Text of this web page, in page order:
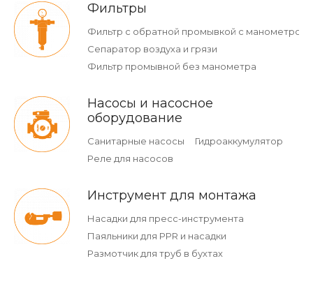
Фильтры
Фильтр с обратной промывкой c манометром
Сепаратор воздуха и грязи
Фильтр промывной без манометра
Насосы и насосное
оборудование
Санитарные насосы
Гидроаккумулятор
Реле для насосов
Инструмент для монтажа
Насадки для пресс-инструмента
Паяльники для PPR и насадки
Размотчик для труб в бухтах